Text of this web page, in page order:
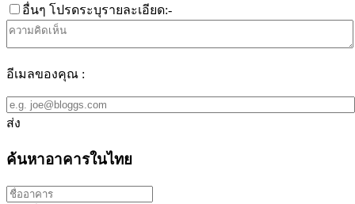
อื่นๆ โปรดระบุรายละเอียด:-
อีเมลของคุณ :
ส่ง
ค้นหาอาคารในไทย